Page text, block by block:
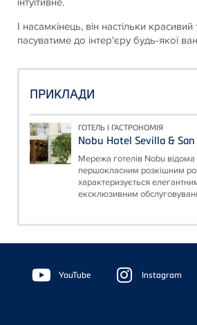
І насамкінець, він настільки
пасуватиме до інтер'єру будь-якої
ПРИКЛАДИ
ГОТЕЛЬ І ГАСТРОНОМІЯ
Nobu Hotel Sevilla &
Мережа готелів Nobu відома
першокласним розкішним
характеризується
ексклюзивним
Floating
Sidebar YouTube Instagram